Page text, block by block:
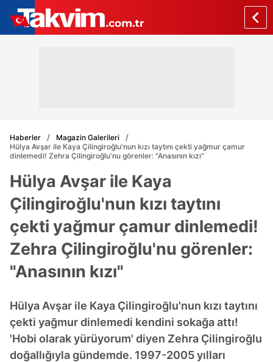
Haberler
Magazin Galerileri
Hülya Avşar ile Kaya Çilingiroğlu'nun kızı taytını çekti yağmur çamur
dinlemedi! Zehra Çilingiroğlu'nu görenler: "Anasının kızı"
Hülya Avşar ile Kaya
Çilingiroğlu'nun kızı taytını
çekti yağmur çamur dinlemedi!
Zehra Çilingiroğlu'nu görenler:
"Anasının kızı"
Hülya Avşar ile Kaya Çilingiroğlu'nun kızı taytını
çekti yağmur dinlemedi kendini sokağa attı!
'Hobi olarak yürüyorum' diyen Zehra Çilingiroğlu
doğallığıyla gündemde. 1997-2005 yılları